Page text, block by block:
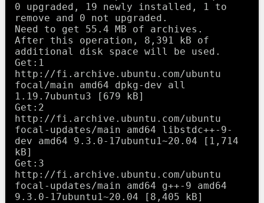
0 upgraded, 19 newly installed, 1 to
remove and 0 not upgraded.
Need to get 55.4 MB of archives.
After this operation, 8,391 kB of
additional disk space will be used.
Get:1
http://fi.archive.ubuntu.com/ubuntu
focal/main amd64 dpkg-dev all
1.19.7ubuntu3 [679 kB]
Get:2
http://fi.archive.ubuntu.com/ubuntu
focal-updates/main amd64 libstdc++-9-
dev amd64 9.3.0-17ubuntu1~20.04 [1,714
kB]
Get:3
http://fi.archive.ubuntu.com/ubuntu
focal-updates/main amd64 g++-9 amd64
9.3.0-17ubuntu1~20.04 [8,405 kB]